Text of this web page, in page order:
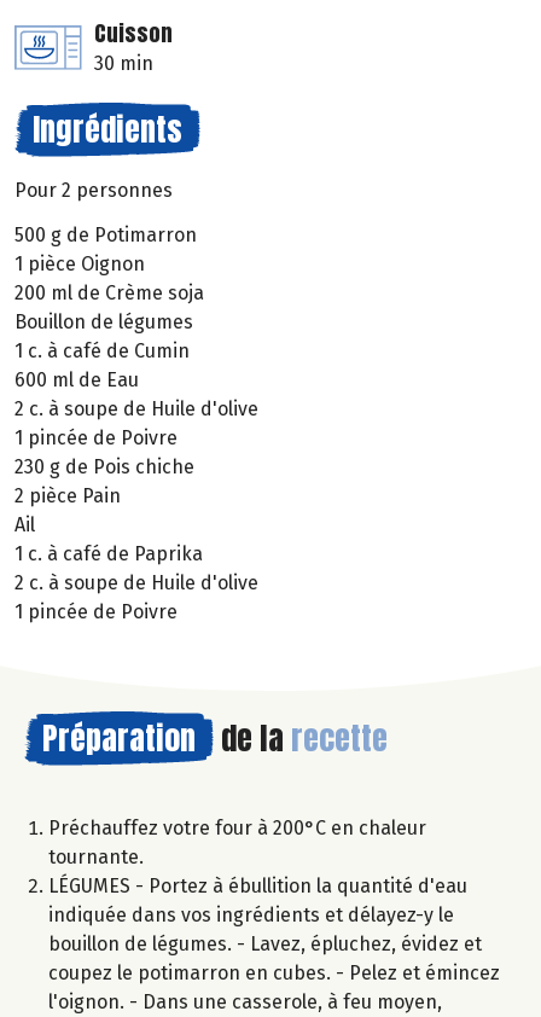
Cuisson
30 min
Ingrédients
Pour 2 personnes
500 g de Potimarron
1 pièce Oignon
200 ml de Crème soja
Bouillon de légumes
1 c. à café de Cumin
600 ml de Eau
2 c. à soupe de Huile d'olive
1 pincée de Poivre
230 g de Pois chiche
2 pièce Pain
Ail
1 c. à café de Paprika
2 c. à soupe de Huile d'olive
1 pincée de Poivre
Préparation de la recette
Préchauffez votre four à 200°C en chaleur
tournante.
LÉGUMES - Portez à ébullition la quantité d'eau
indiquée dans vos ingrédients et délayez-y le
bouillon de légumes. - Lavez, épluchez, évidez et
coupez le potimarron en cubes. - Pelez et émincez
l'oignon. - Dans une casserole, à feu moyen,